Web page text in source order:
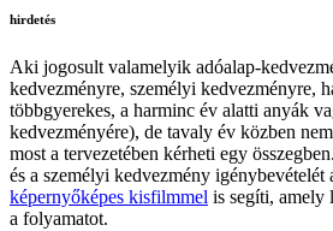
hirdetés
Aki jogosult valamelyik adóalap-
kedvezményre, személyi kedvezményre,
többgyerekes, a harminc év alatti anyák
kedvezményére), de tavaly év közben
most a tervezetében kérheti egy
és a személyi kedvezmény igénybevételét
képernyőképes kisfilmmel is segíti, amely
a folyamatot.